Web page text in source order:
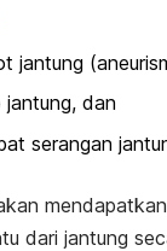
jantung
dan
serangan
dari jantung